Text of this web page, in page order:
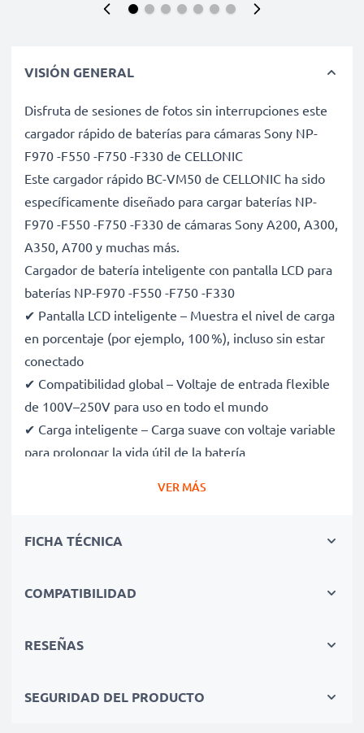
VISIÓN GENERAL
Disfruta de sesiones de fotos sin interrupciones este
cargador rápido de baterías para cámaras Sony NP-
F970 -F550 -F750 -F330 de CELLONIC
Este cargador rápido BC-VM50 de CELLONIC ha sido
específicamente diseñado para cargar baterías NP-
F970 -F550 -F750 -F330 de cámaras Sony A200, A300,
A350, A700 y muchas más.
Cargador de batería inteligente con pantalla LCD para
baterías NP-F970 -F550 -F750 -F330
✔ Pantalla LCD inteligente – Muestra el nivel de carga
en porcentaje (por ejemplo, 100 %), incluso sin estar
conectado
✔ Compatibilidad global – Voltaje de entrada flexible
de 100V–250V para uso en todo el mundo
✔ Carga inteligente – Carga suave con voltaje variable
para prolongar la vida útil de la batería
✔ Compacto y ligero – Cabe perfectamente en tu
✔ Materiales de calidad y duraderos – Incluye un cable
alimentación de CA
VER MÁS
FICHA TÉCNICA
COMPATIBILIDAD
RESEÑAS
SEGURIDAD DEL PRODUCTO